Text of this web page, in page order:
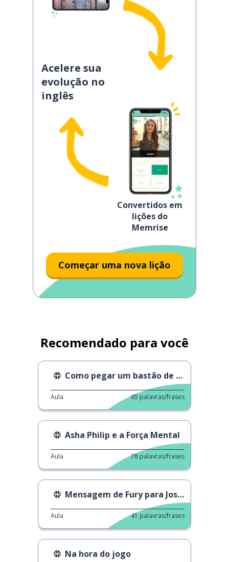
Acelere sua
evolução no
inglês
Convertidos em
lições do
Memrise
Começar uma nova lição
Recomendado para você
Como pegar um bastão de críquete
Aula 65 palavras/frases
Asha Philip e a Força Mental
Aula 78 palavras/frases
Mensagem de Fury para Joshua
Aula 41 palavras/frases
Na hora do jogo